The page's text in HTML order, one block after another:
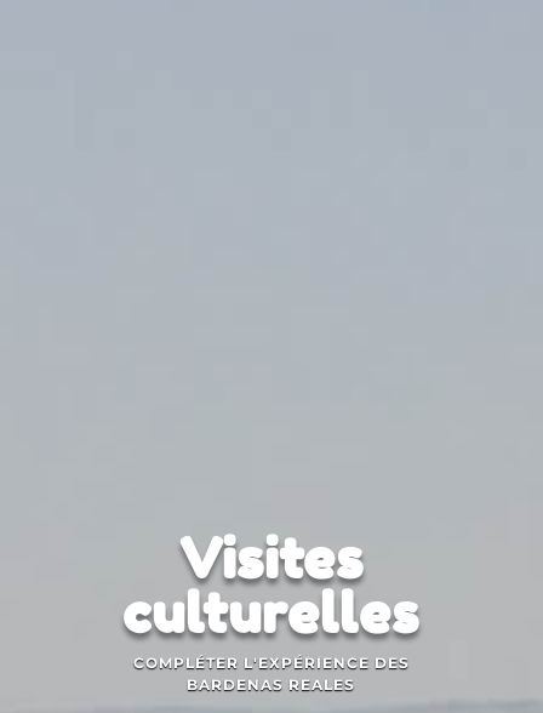
Visites
culturelles
COMPLÉTER L'EXPÉRIENCE DES
BARDENAS REALES